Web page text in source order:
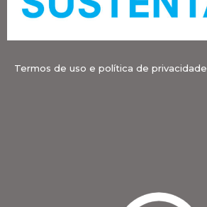
Termos de uso e política de privacidade